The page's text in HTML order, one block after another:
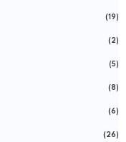
(19)
(2)
(5)
(8)
(6)
(26)